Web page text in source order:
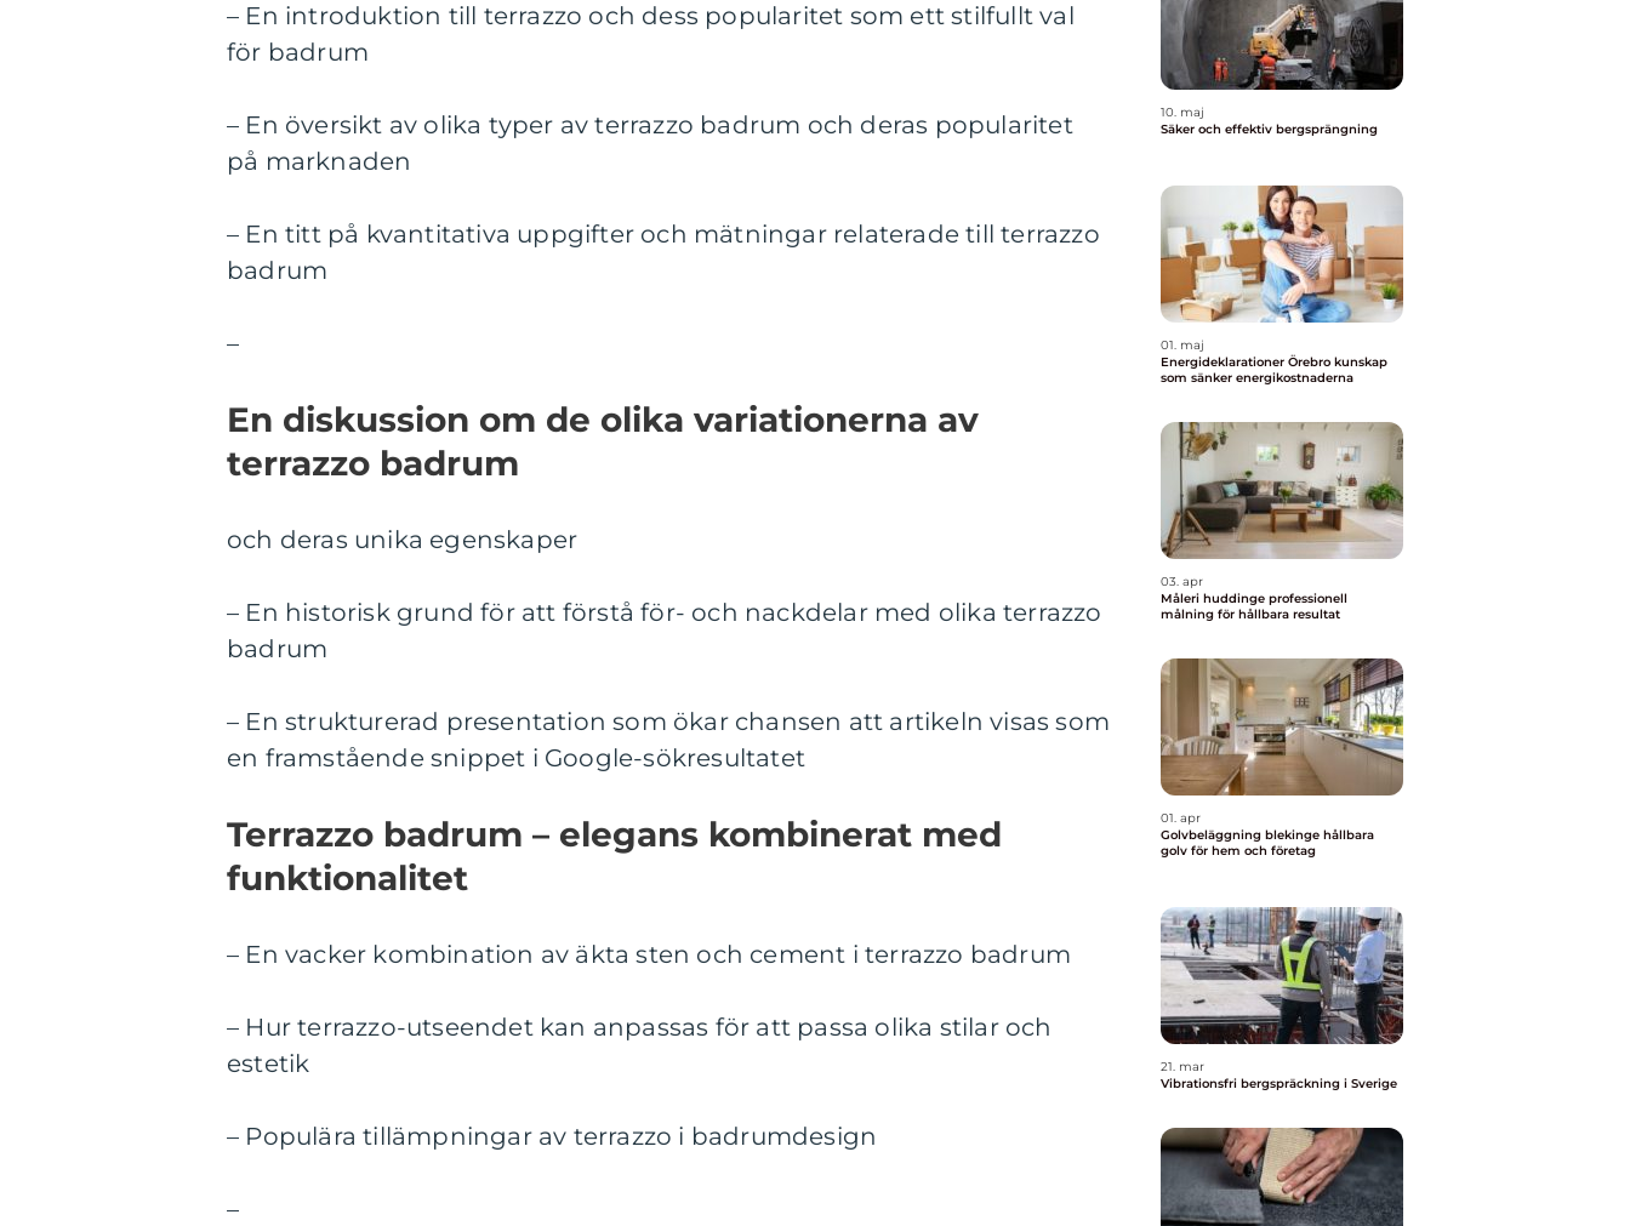
– En introduktion till terrazzo och dess popularitet som ett stilfullt val
för badrum
– En översikt av olika typer av terrazzo badrum och deras popularitet
på marknaden
– En titt på kvantitativa uppgifter och mätningar relaterade till terrazzo
badrum
–
En diskussion om de olika variationerna av
terrazzo badrum
och deras unika egenskaper
– En historisk grund för att förstå för- och nackdelar med olika terrazzo
badrum
– En strukturerad presentation som ökar chansen att artikeln visas som
en framstående snippet i Google-sökresultatet
Terrazzo badrum – elegans kombinerat med
funktionalitet
– En vacker kombination av äkta sten och cement i terrazzo badrum
– Hur terrazzo-utseendet kan anpassas för att passa olika stilar och
estetik
– Populära tillämpningar av terrazzo i badrumdesign
–
10. maj
Säker och effektiv bergsprängning
01. maj
Energideklarationer Örebro kunskap
som sänker energikostnaderna
03. apr
Måleri huddinge professionell
målning för hållbara resultat
01. apr
Golvbeläggning blekinge hållbara
golv för hem och företag
21. mar
Vibrationsfri bergspräckning i Sverige